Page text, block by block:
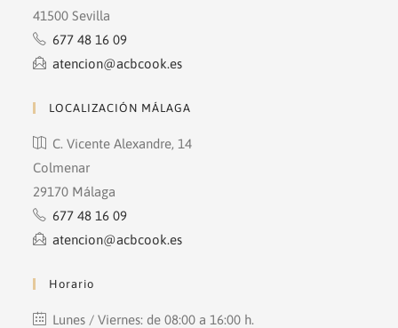
41500 Sevilla
677 48 16 09
atencion@acbcook.es
LOCALIZACIÓN MÁLAGA
C. Vicente Alexandre, 14
Colmenar
29170 Málaga
677 48 16 09
atencion@acbcook.es
Horario
Lunes / Viernes: de 08:00 a 16:00 h.